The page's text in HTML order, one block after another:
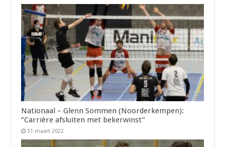
Nationaal – Glenn Sommen (Noorderkempen):
“Carrière afsluiten met bekerwinst”
31 maart 2022